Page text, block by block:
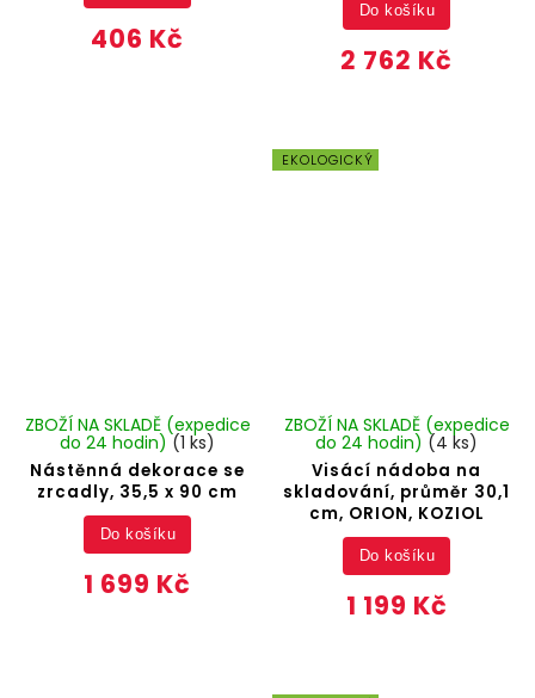
406 Kč
2 762 Kč
Do košíku
Nástěnná dekorace se
zrcadly, 35,5 x 90 cm
ZBOŽÍ NA SKLADĚ (expedice
do 24 hodin) (1 ks)
1 699 Kč
Do košíku
EKOLOGICKÝ
Visácí nádoba na
skladování, průměr 30,1
cm, ORION, KOZIOL
ZBOŽÍ NA SKLADĚ (expedice
do 24 hodin) (4 ks)
1 199 Kč
Do košíku